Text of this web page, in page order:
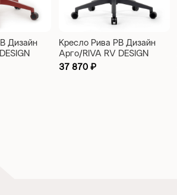
Дизайн
красный
Кресло Рива РВ Дизайн
Арго/RIVA RV DESIGN
Argo (W-228) черный
37 870₽